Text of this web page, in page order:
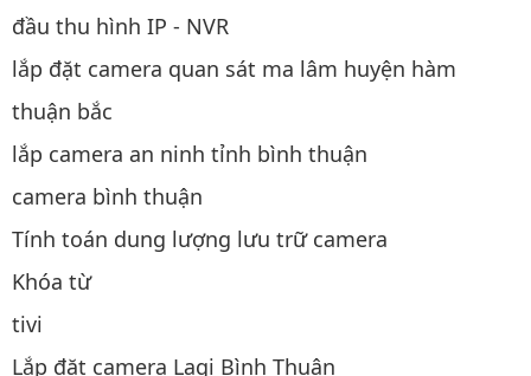
đầu thu hình IP - NVR
lắp đặt camera quan sát ma lâm huyện hàm
thuận bắc
lắp camera an ninh tỉnh bình thuận
camera bình thuận
Tính toán dung lượng lưu trữ camera
Khóa từ
tivi
Lắp đặt camera Lagi Bình Thuận